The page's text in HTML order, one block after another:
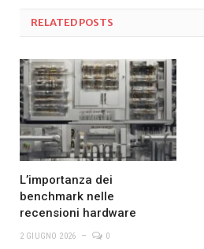
RELATEDPOSTS
L’importanza dei
benchmark nelle
recensioni hardware
2 GIUGNO 2026 0